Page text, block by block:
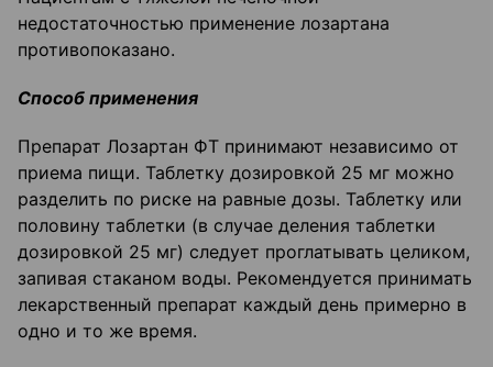
недостаточностью применение лозартана
противопоказано.
Способ применения
Препарат Лозартан ФТ принимают независимо от
приема пищи. Таблетку дозировкой 25 мг можно
разделить по риске на равные дозы. Таблетку или
половину таблетки (в случае деления таблетки
дозировкой 25 мг) следует проглатывать целиком,
запивая стаканом воды. Рекомендуется принимать
лекарственный препарат каждый день примерно в
одно и то же время.